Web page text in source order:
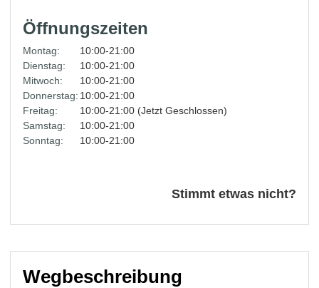
Öffnungszeiten
Montag:
10:00-21:00
Dienstag:
10:00-21:00
Mitwoch:
10:00-21:00
Donnerstag: 10:00-21:00
Freitag:
10:00-21:00 (Jetzt Geschlossen)
Samstag:
10:00-21:00
Sonntag:
10:00-21:00
Stimmt etwas nicht?
Wegbeschreibung